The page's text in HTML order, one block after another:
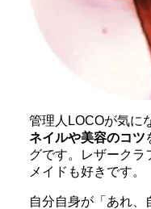
管理人LOCOが気に
ネイルや美容のコツ
グです。レザークラ
メイドも好きです。
自分自身が「あれ、